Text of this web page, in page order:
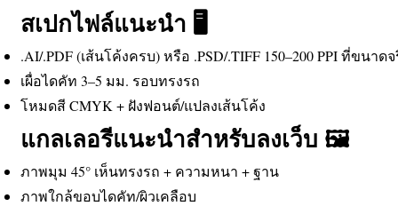
สเปกไฟล์แนะนำ 🖥️
.AI/.PDF (เส้นโค้งครบ) หรือ .PSD/.TIFF 150–200 PPI ที่ขนาด
เผื่อไดคัท 3–5 มม. รอบทรงรถ
โหมดสี CMYK + ฝังฟอนต์/แปลงเส้นโค้ง
แกลเลอรีแนะนำสำหรับลงเว็บ 🖼️
ภาพมุม 45° เห็นทรงรถ + ความหนา + ฐาน
ภาพใกล้ขอบไดคัท/ผิวเคลือบ